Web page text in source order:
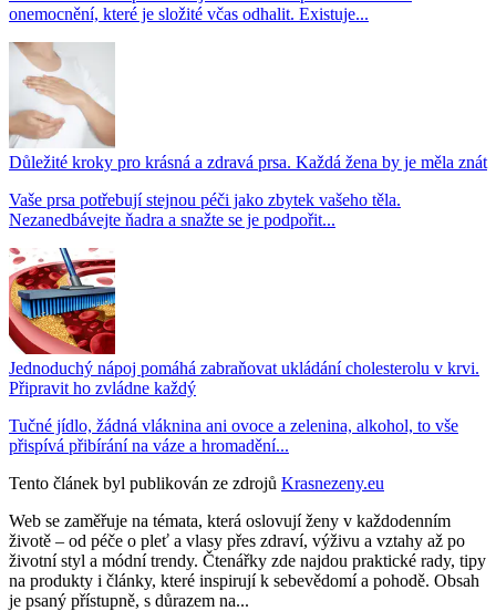
onemocnění, které je složité včas odhalit. Existuje...
Důležité kroky pro krásná a zdravá prsa. Každá žena by je měla znát
Vaše prsa potřebují stejnou péči jako zbytek vašeho těla.
Nezanedbávejte ňadra a snažte se je podpořit...
Jednoduchý nápoj pomáhá zabraňovat ukládání cholesterolu v krvi.
Připravit ho zvládne každý
Tučné jídlo, žádná vláknina ani ovoce a zelenina, alkohol, to vše
přispívá přibírání na váze a hromadění...
Tento článek byl publikován ze zdrojů Krasnezeny.eu
Web se zaměřuje na témata, která oslovují ženy v každodenním
životě – od péče o pleť a vlasy přes zdraví, výživu a vztahy až po
životní styl a módní trendy. Čtenářky zde najdou praktické rady, tipy
na produkty i články, které inspirují k sebevědomí a pohodě. Obsah
je psaný přístupně, s důrazem na...